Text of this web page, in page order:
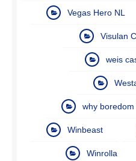
Vegas Hero NL
Visulan
weis
why
Winbeast
Winrolla